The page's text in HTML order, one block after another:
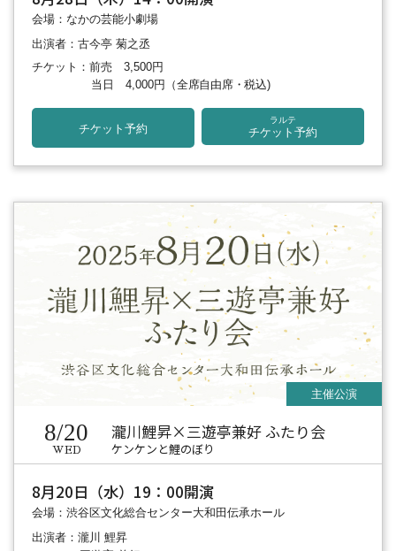
会場：なかの芸能小劇場
出演者：古今亭 菊之丞
チケット：前売 3,500円
当日 4,000円 （全席自由席・税込)
チケット予約
ラルテ
チケット予約
8/20
WED
瀧川鯉昇×三遊亭兼好 ふたり会
ケンケンと鯉のぼり
8月20日（水）19：00開演
会場：渋谷区文化総合センター大和田伝承ホール
出演者：瀧川 鯉昇